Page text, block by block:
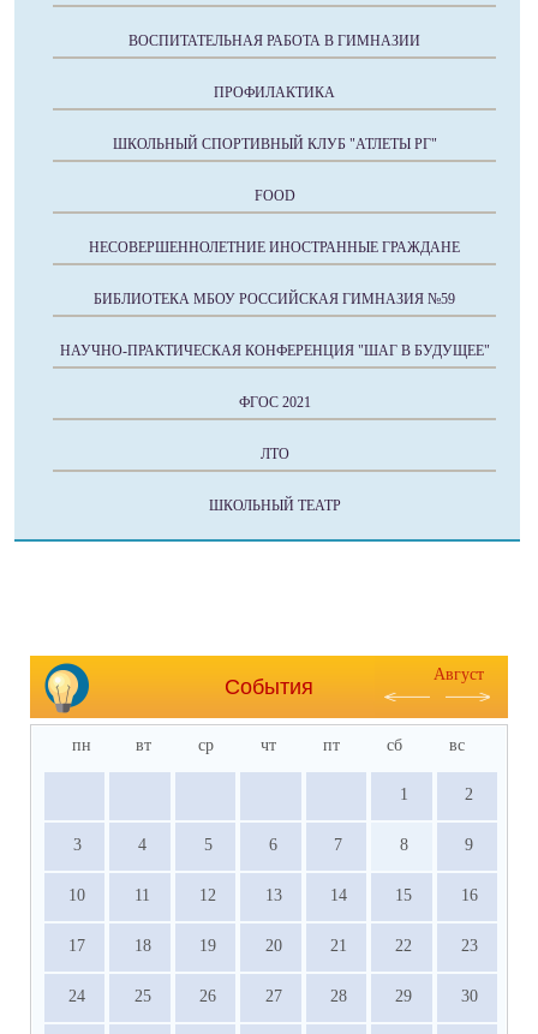
ВОСПИТАТЕЛЬНАЯ РАБОТА В ГИМНАЗИИ
ПРОФИЛАКТИКА
ШКОЛЬНЫЙ СПОРТИВНЫЙ КЛУБ "АТЛЕТЫ РГ"
FOOD
НЕСОВЕРШЕННОЛЕТНИЕ ИНОСТРАННЫЕ ГРАЖДАНЕ
БИБЛИОТЕКА МБОУ РОССИЙСКАЯ ГИМНАЗИЯ №59
НАУЧНО-ПРАКТИЧЕСКАЯ КОНФЕРЕНЦИЯ "ШАГ В БУДУЩЕЕ"
ФГОС 2021
ЛТО
ШКОЛЬНЫЙ ТЕАТР
События
Август
пн вт ср чт пт сб вс
1 2
3 4 5 6 7 8 9
10 11 12 13 14 15 16
17 18 19 20 21 22 23
24 25 26 27 28 29 30